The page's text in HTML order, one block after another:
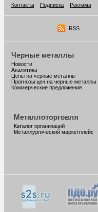
Контакты
Подписка Реклама
RSS
Черные металлы
Новости
Аналитика
Цены на черные металлы
Прогнозы цен на черные металлы
Коммерческие предложения
Металлоторговля
Каталог организаций
Металлургический маркетплейс